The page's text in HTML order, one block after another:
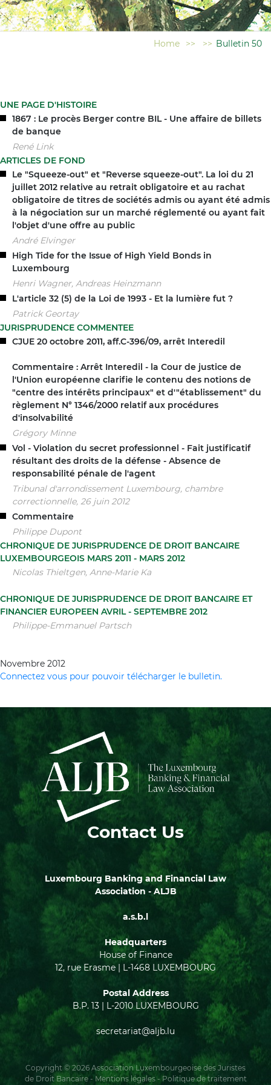
Home >> >> Bulletin 50
UNE PAGE D'HISTOIRE
1867 : Le procès Berger contre BIL - Une affaire de billets
de banque
René Link
ARTICLES DE FOND
Le "Squeeze-out" et "Reverse squeeze-out". La loi du 21
juillet 2012 relative au retrait obligatoire et au rachat
obligatoire de titres de sociétés admis ou ayant été admis
à la négociation sur un marché réglementé ou ayant fait
l'objet d'une offre au public
André Elvinger
High Tide for the Issue of High Yield Bonds in
Luxembourg
Henri Wagner, Andreas Heinzmann
L'article 32 (5) de la Loi de 1993 - Et la lumière fut ?
Patrick Geortay
JURISPRUDENCE COMMENTEE
CJUE 20 octobre 2011, aff.C-396/09, arrêt Interedil
Commentaire : Arrêt Interedil - la Cour de justice de
l'Union européenne clarifie le contenu des notions de
"centre des intérêts principaux" et d'"établissement" du
règlement N° 1346/2000 relatif aux procédures
d'insolvabilité
Grégory Minne
Vol - Violation du secret professionnel - Fait justificatif
résultant des droits de la défense - Absence de
responsabilité pénale de l'agent
Tribunal d'arrondissement Luxembourg, chambre
correctionnelle, 26 juin 2012
Commentaire
Philippe Dupont
CHRONIQUE DE JURISPRUDENCE DE DROIT BANCAIRE
LUXEMBOURGEOIS MARS 2011 - MARS 2012
Nicolas Thieltgen, Anne-Marie Ka
CHRONIQUE DE JURISPRUDENCE DE DROIT BANCAIRE ET
FINANCIER EUROPEEN AVRIL - SEPTEMBRE 2012
Philippe-Emmanuel Partsch
Novembre 2012
Connectez vous pour pouvoir télécharger le bulletin.
Contact Us
Luxembourg Banking and Financial Law
Association - ALJB
a.s.b.l
Headquarters
House of Finance
12, rue Erasme | L-1468 LUXEMBOURG
Postal Address
B.P. 13 | L-2010 LUXEMBOURG
secretariat@aljb.lu
Copyright © 2026 Association Luxembourgeoise des Juristes
de Droit Bancaire - Mentions légales- Politique de traitement